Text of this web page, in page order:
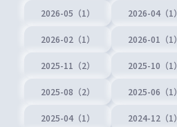
2026-05（1） 2026-04（1）
2026-02（1） 2026-01（1）
2025-11（2） 2025-10（1）
2025-08（2） 2025-06（1）
2025-04（1） 2024-12（1）